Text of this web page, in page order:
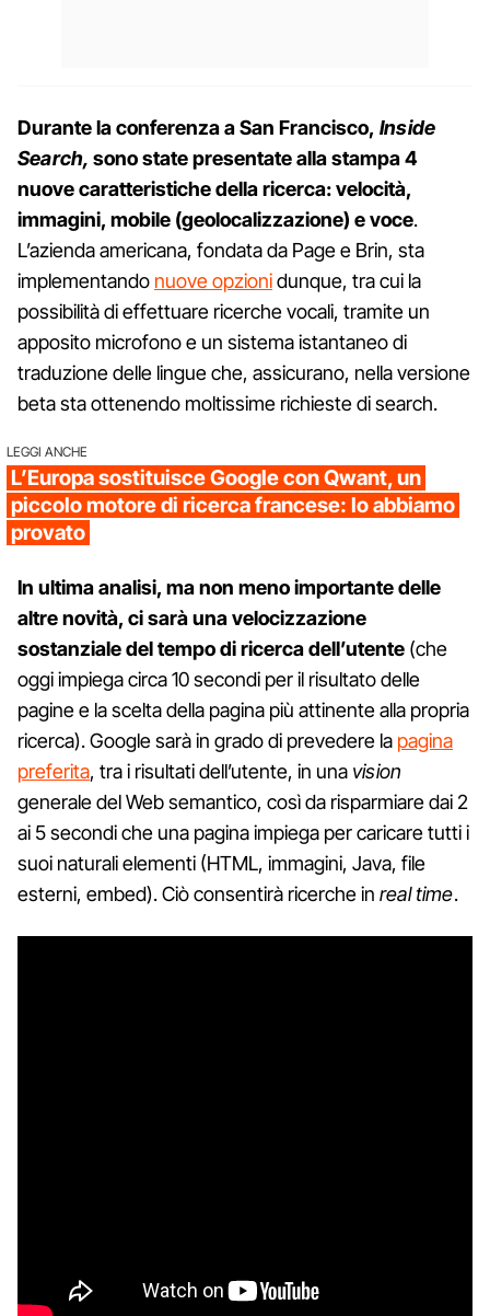
Durante la conferenza a San Francisco, Inside
Search,sono state presentate alla stampa 4
nuove caratteristiche della ricerca: velocità,
immagini, mobile (geolocalizzazione) e voce.
L’azienda americana, fondata da Page e Brin, sta
implementando nuove opzionidunque, tra cui la
possibilità di effettuare ricerche vocali, tramite un
apposito microfono e un sistema istantaneo di
traduzione delle lingue che, assicurano, nella versione
beta sta ottenendo moltissime richieste di search.
LEGGI ANCHE
L’Europa sostituisce Google con Qwant, un
piccolo motore di ricerca francese: lo abbiamo
provato
In ultima analisi, ma non meno importante delle
altre novità, ci sarà una velocizzazione
sostanziale del tempo di ricerca dell’utente (che
oggi impiega circa 10 secondi per il risultato delle
pagine e la scelta della pagina più attinente alla propria
ricerca). Google sarà in grado di prevedere la pagina
preferita, tra i risultati dell’utente, in una vision
generale del Web semantico, così da risparmiare dai 2
ai 5 secondi che una pagina impiega per caricare tutti i
suoi naturali elementi (HTML, immagini, Java, file
esterni, embed). Ciò consentirà ricerche in real time.